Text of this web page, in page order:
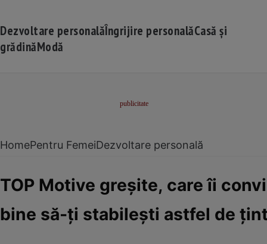
Dezvoltare personalăÎngrijire personalăCasă și
grădinăModă
HomePentru FemeiDezvoltare personală
TOP Motive greşite, care îi
bine să-ţi stabileşti astfel de